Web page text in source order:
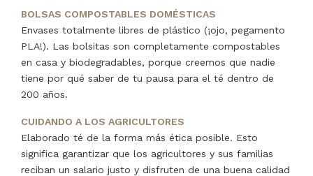
BOLSAS COMPOSTABLES DOMÉSTICAS
Envases totalmente libres de plástico (¡ojo, pegamento
PLA!). Las bolsitas son completamente compostables
en casa y biodegradables, porque creemos que nadie
tiene por qué saber de tu pausa para el té dentro de
200 años.
CUIDANDO A LOS AGRICULTORES
Elaborado té de la forma más ética posible. Esto
significa garantizar que los agricultores y sus familias
reciban un salario justo y disfruten de una buena calidad